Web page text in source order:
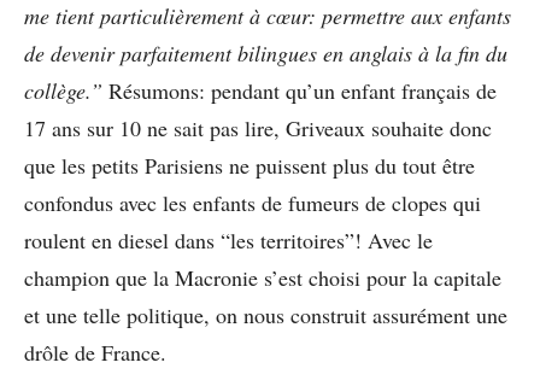
me tient particulièrement à cœur: permettre aux enfants
de devenir parfaitement bilingues en anglais à la fin du
collège.” Résumons: pendant qu’un enfant français de
17 ans sur 10 ne sait pas lire, Griveaux souhaite donc
que les petits Parisiens ne puissent plus du tout être
confondus avec les enfants de fumeurs de clopes qui
roulent en diesel dans “les territoires”! Avec le
champion que la Macronie s’est choisi pour la capitale
et une telle politique, on nous construit assurément une
drôle de France.